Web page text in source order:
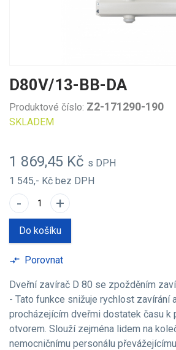
D80V/13-BB-DA
Produktové číslo: Z2-171290-190
SKLADEM
1 869,45 Kč s DPH
1 545,- Kč bez DPH
- +
Do košíku
compare_arrows Porovnat
Dveřní zavírač D 80 se zpožděním
- Tato funkce snižuje rychlost zavírání
procházejícím dveřmi dostatek času k
otvorem. Slouží zejména lidem na
nemocničnímu personálu